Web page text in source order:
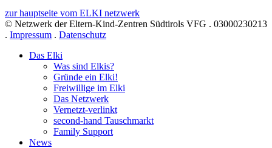
zur hauptseite vom ELKI netzwerk
© Netzwerk der Eltern-Kind-Zentren Südtirols VFG . 03000230213
. Impressum . Datenschutz
Das Elki
Was sind Elkis?
Gründe ein Elki!
Freiwillige im Elki
Das Netzwerk
Vernetzt-verlinkt
second-hand Tauschmarkt
Family Support
News